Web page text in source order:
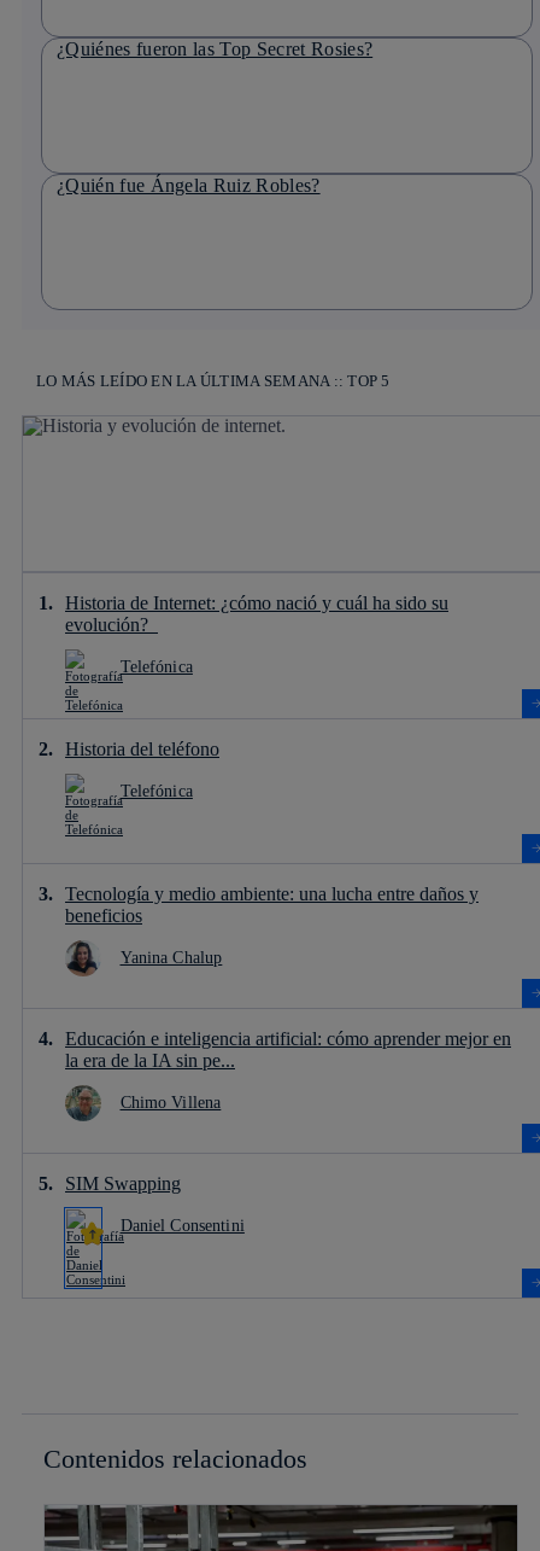
¿Quiénes fueron las Top Secret Rosies?
¿Quién fue Ángela Ruiz Robles?
LO MÁS LEÍDO EN LA ÚLTIMA SEMANA :: TOP 5
Historia de Internet: ¿cómo nació y cuál ha sido su
evolución?
Telefónica
Historia del teléfono
Telefónica
Tecnología y medio ambiente: una lucha entre daños y
beneficios
Yanina Chalup
Educación e inteligencia artificial: cómo aprender mejor en
la era de la IA sin pe...
Chimo Villena
SIM Swapping
Daniel Consentini
Contenidos relacionados